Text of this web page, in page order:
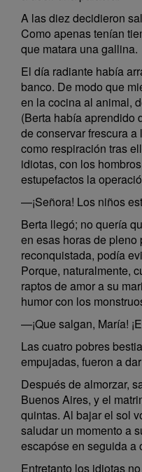
A las diez decidieron
Como apenas tenían
que matara una gallina.
El día radiante había
banco. De modo que
en la cocina al animal,
(Berta había aprendido
de conservar frescura
como respiración tras
idiotas, con los
estupefactos la
—¡Señora! Los niños
Berta llegó; no quería
en esas horas de
reconquistada, podía
Porque, naturalmente,
raptos de amor a su
humor con los
—¡Que salgan, María!
Las cuatro pobres
empujadas, fueron a
Después de almorzar,
Buenos Aires, y el
quintas. Al bajar el sol
saludar un momento a
escapóse en seguida a
Entretanto los idiotas